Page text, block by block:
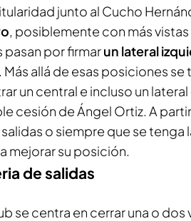
junto al Cucho
, posiblemente con más
por firmarun lateral
. Más allá de esas posiciones
un central e incluso un
cesión de Ángel Ortiz. A
o siempre que se tenga
mejorar su posición.
de salidas
se centra en cerrar una o